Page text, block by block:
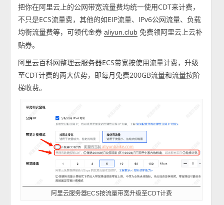
把你在阿里云上的公网带宽流量费均统一使用CDT来计费，
不只是ECS流量费，其他的如EIP流量、IPv6公网流量、负载
均衡流量费等，可领代金券aliyun.club 免费领阿里云上云补
贴券。
阿里云百科网整理云服务器ECS带宽按使用流量计费，升级
至CDT计费的两大优势，即每月免费200GB流量和流量按阶
梯收费。
阿里云服务器ECS按流量带宽升级至CDT计费